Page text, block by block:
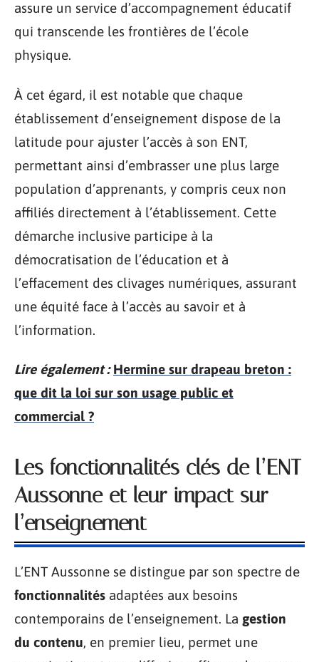
assure un service d’accompagnement éducatif
qui transcende les frontières de l’école
physique.
À cet égard, il est notable que chaque
établissement d’enseignement dispose de la
latitude pour ajuster l’accès à son ENT,
permettant ainsi d’embrasser une plus large
population d’apprenants, y compris ceux non
affiliés directement à l’établissement. Cette
démarche inclusive participe à la
démocratisation de l’éducation et à
l’effacement des clivages numériques, assurant
une équité face à l’accès au savoir et à
l’information.
Lire également : Hermine sur drapeau breton :
que dit la loi sur son usage public et
commercial ?
Les fonctionnalités clés de l’ENT
Aussonne et leur impact sur
l’enseignement
L’ENT Aussonne se distingue par son spectre de
fonctionnalités adaptées aux besoins
contemporains de l’enseignement. La gestion
du contenu, en premier lieu, permet une